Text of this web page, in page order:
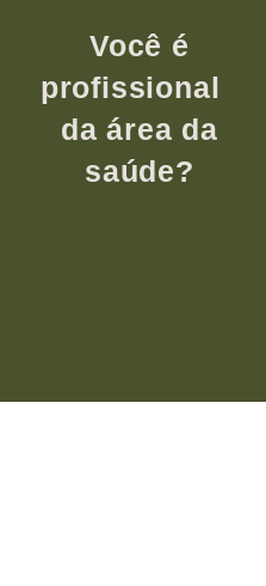
Você é
profissional
da área da
saúde?